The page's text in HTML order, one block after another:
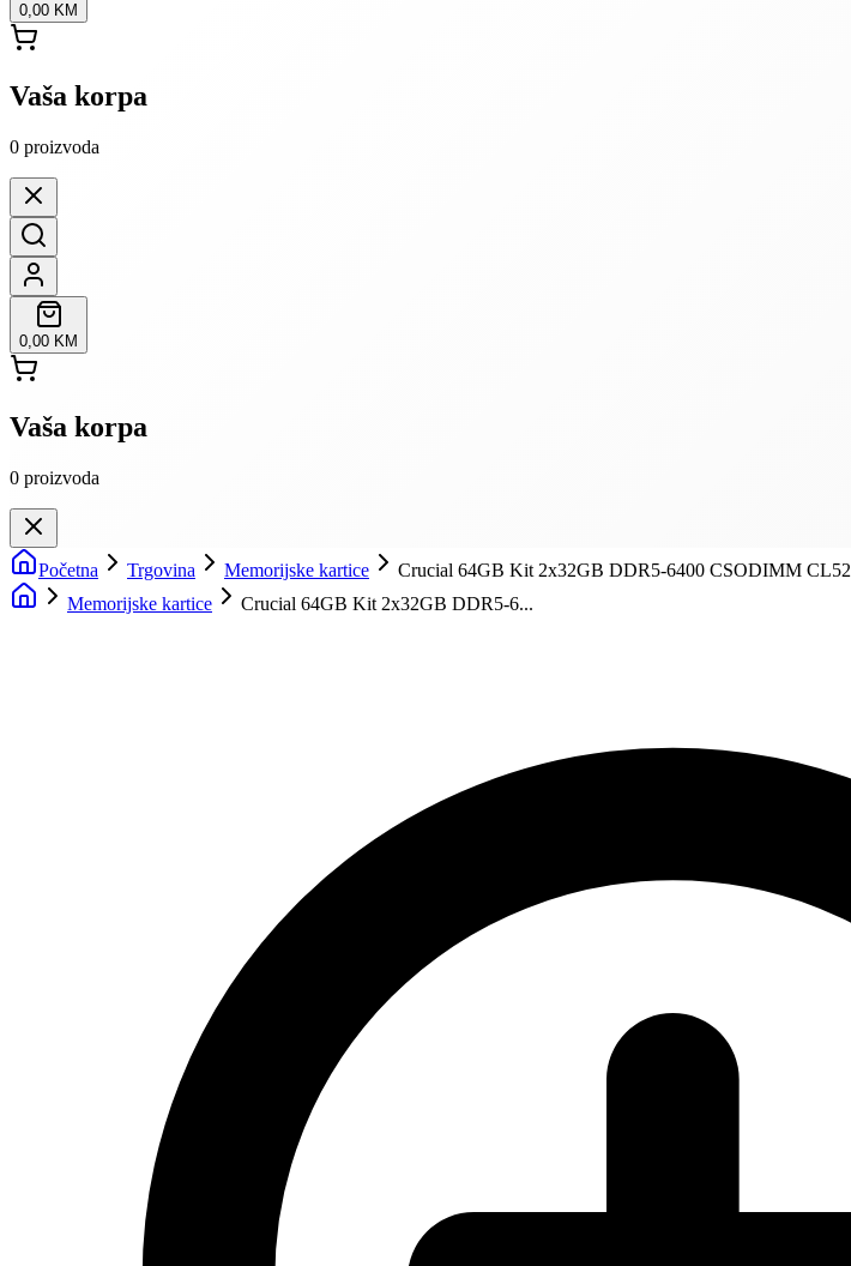
0,00 KM
Vaša korpa
0 proizvoda
0,00 KM
Vaša korpa
0 proizvoda
Početna Trgovina Memorijske kartice
Crucial 64GB Kit 2x32GB DDR5-6400 CSODIMM CL52
Memorijske kartice
Crucial 64GB Kit 2x32GB DDR5-6...